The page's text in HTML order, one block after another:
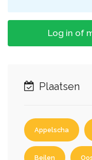
Log in of
Plaatsen
Appelscha
Beilen